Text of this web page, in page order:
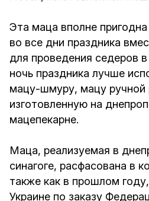
Эта маца вполне
во все дни праздника
для проведения седеров
ночь праздника лучше
мацу-шмуру, мацу ручной
изготовленную на
мацепекарне.
Маца, реализуемая в
синагоге, расфасована в
также как в прошлом
Украине по заказу